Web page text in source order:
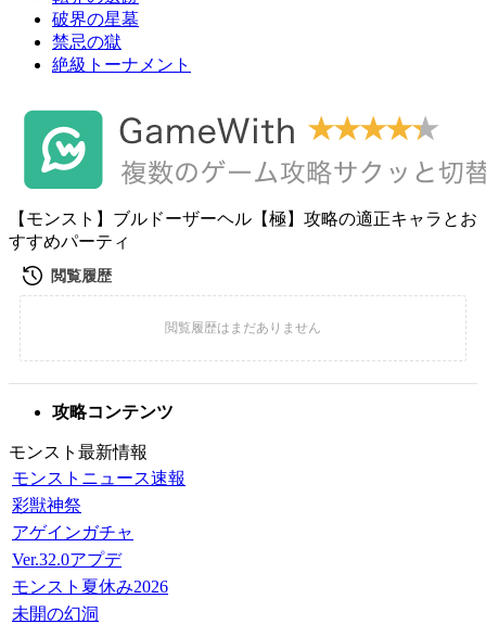
破界の星墓
禁忌の獄
絶級トーナメント
【モンスト】ブルドーザーヘル【極】攻略の適正キャラとお
すすめパーティ
攻略コンテンツ
モンスト最新情報
モンストニュース速報
彩獣神祭
アゲインガチャ
Ver.32.0アプデ
モンスト夏休み2026
未開の幻洞